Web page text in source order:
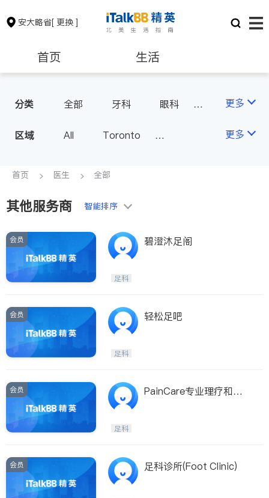
安大略省[ 更换 ]
首页 生活
保险理财 房地产租售
银行贷款
建筑装修
分类 全部 牙科
眼科
耳鼻喉科
医生-其它
家庭医生
更多
区域 All
Toronto
Scarborough
North York
Brampton
Kitchener
Newmarket
Stouffville
Maple
Waterloo
Guelph
Oshawa
Niagara Falls
Pickering
Concord
Port Perry
更多
首页 医生 全部
其他服务商 智能排序
会员 碧澄沐足阁
足科
会员 轻松足吧
足科
会员
PainCare专业理疗和足
足科
会员 足科诊所(Foot Clinic)